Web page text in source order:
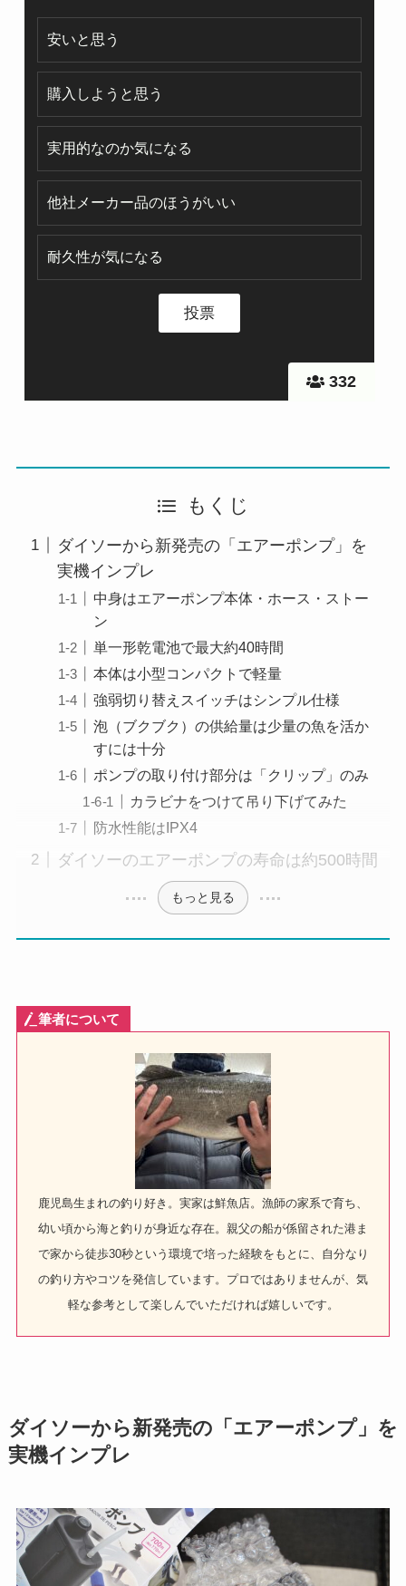
332
安いと思う
購入しようと思う
実用的なのか気になる
他社メーカー品のほうがいい
耐久性が気になる
もくじ
ダイソーから新発売の「エアーポンプ」を
実機インプレ
中身はエアーポンプ本体・ホース・ストー
ン
単一形乾電池で最大約40時間
本体は小型コンパクトで軽量
強弱切り替えスイッチはシンプル仕様
泡（ブクブク）の供給量は少量の魚を活か
すには十分
ポンプの取り付け部分は「クリップ」のみ
カラビナをつけて吊り下げてみた
防水性能はIPX4
ダイソーのエアーポンプの寿命は約500時間
もっと見る
筆者について
鹿児島生まれの釣り好き。実家は鮮魚店。漁師の家系で育ち、
幼い頃から海と釣りが身近な存在。親父の船が係留された港ま
で家から徒歩30秒という環境で培った経験をもとに、自分なり
の釣り方やコツを発信しています。プロではありませんが、気
軽な参考として楽しんでいただければ嬉しいです。
ダイソーから新発売の「エアーポンプ」を
実機インプレ